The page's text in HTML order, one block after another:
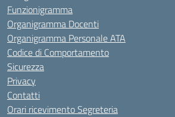
Funzionigramma
Organigramma Docenti
Organigramma Personale ATA
Codice di Comportamento
Sicurezza
Privacy
Contatti
Orari ricevimento Segreteria